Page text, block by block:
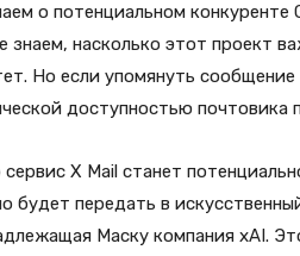
о потенциальном
знаем, насколько этот проект
Но если упомянуть
доступностью почтовика
X Mail станет
передать в
Маску компания xAI.